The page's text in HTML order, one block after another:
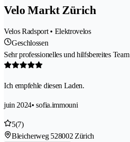
Velo Markt Zürich
Velos Radsport • Elektrovelos
Geschlossen
Sehr professionelles und hilfsbereites Team
Ich empfehle diesen Laden.
juin 2024• sofia.immouni
5(7)
Bleicherweg 528002 Zürich